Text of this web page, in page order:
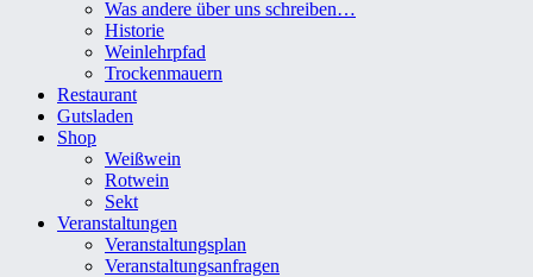
Was andere über uns schreiben…
Historie
Weinlehrpfad
Trockenmauern
Restaurant
Gutsladen
Shop
Weißwein
Rotwein
Sekt
Veranstaltungen
Veranstaltungsplan
Veranstaltungsanfragen